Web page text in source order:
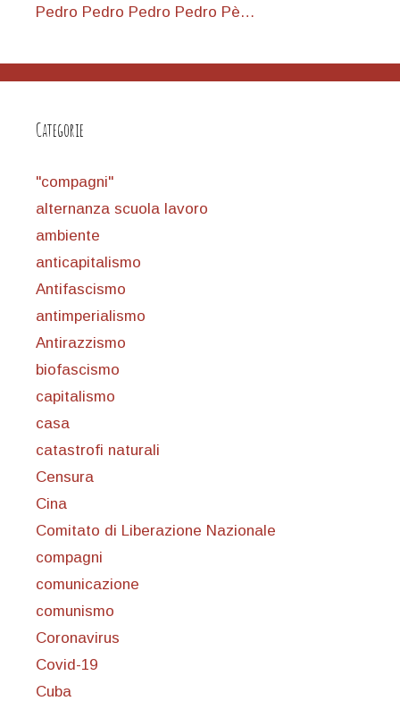
Pedro Pedro Pedro Pedro Pè…
Categorie
"compagni"
alternanza scuola lavoro
ambiente
anticapitalismo
Antifascismo
antimperialismo
Antirazzismo
biofascismo
capitalismo
casa
catastrofi naturali
Censura
Cina
Comitato di Liberazione Nazionale
compagni
comunicazione
comunismo
Coronavirus
Covid-19
Cuba